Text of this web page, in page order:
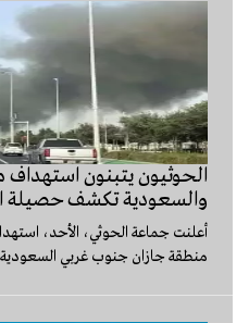
الحوثيون يتبنون استهداف
والسعودية تكشف حصيلة
أعلنت جماعة الحوثي، الأحد،
منطقة جازان جنوب غربي